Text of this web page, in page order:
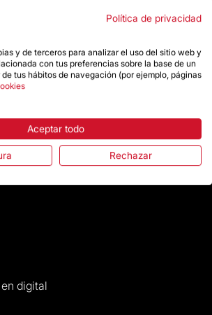
de compra
digital
Política de privacidad
y de terceros para analizar el uso del sitio web y
con tus preferencias sobre la base de un
tus hábitos de navegación (por ejemplo, páginas
Aceptar todo
Rechazar